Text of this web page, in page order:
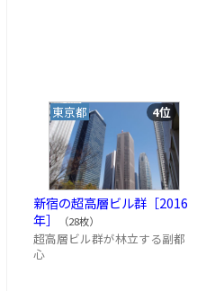
東京都 4位
新宿の超高層ビル群［2016
年］
（28枚）
超高層ビル群が林立する副都
心